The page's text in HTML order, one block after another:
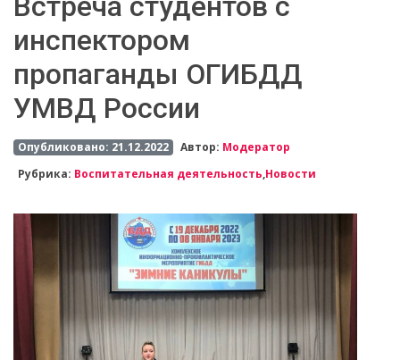
инспектором
пропаганды ОГИБДД
УМВД России
Опубликовано: 21.12.2022 Автор: Модератор
Рубрика: Воспитательная деятельность,Новости